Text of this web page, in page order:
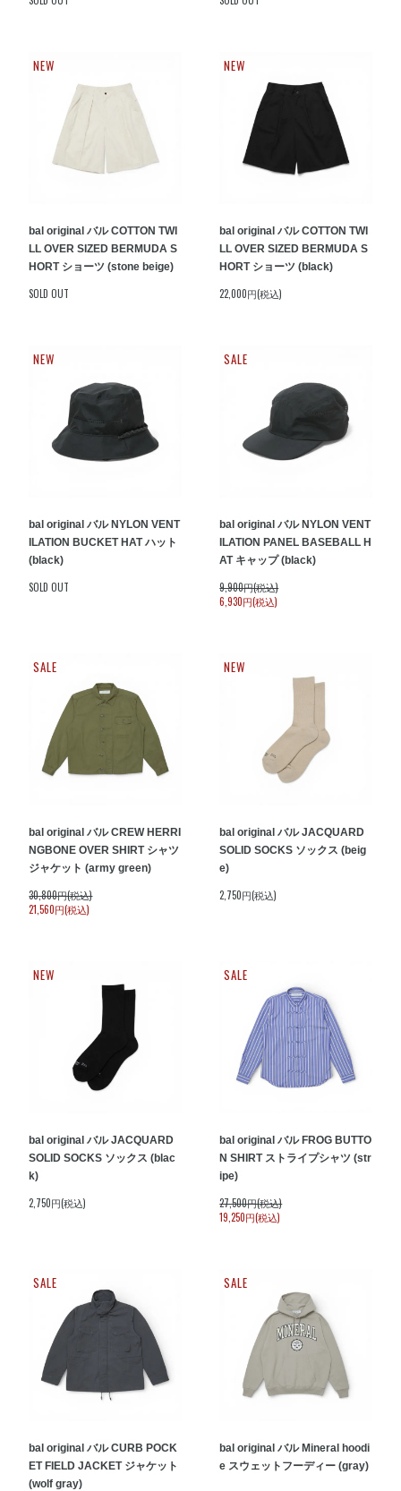
NEW
bal original バル COTTON TWI
LL OVER SIZED BERMUDA S
HORT ショーツ (stone beige)
SOLD OUT
NEW
bal original バル COTTON TWI
LL OVER SIZED BERMUDA S
HORT ショーツ (black)
22,000円(税込)
NEW
bal original バル NYLON VENT
ILATION BUCKET HAT ハット
(black)
SOLD OUT
SALE
bal original バル NYLON VENT
ILATION PANEL BASEBALL H
AT キャップ (black)
9,900円(税込)
6,930円(税込)
SALE
bal original バル CREW HERRI
NGBONE OVER SHIRT シャツ
ジャケット (army green)
30,800円(税込)
21,560円(税込)
NEW
bal original バル JACQUARD
SOLID SOCKS ソックス (beig
e)
2,750円(税込)
NEW
bal original バル JACQUARD
SOLID SOCKS ソックス (blac
k)
2,750円(税込)
SALE
bal original バル FROG BUTTO
N SHIRT ストライプシャツ (str
ipe)
27,500円(税込)
19,250円(税込)
SALE
bal original バル CURB POCK
ET FIELD JACKET ジャケット
(wolf gray)
SALE
bal original バル Mineral hoodi
e スウェットフーディー (gray)